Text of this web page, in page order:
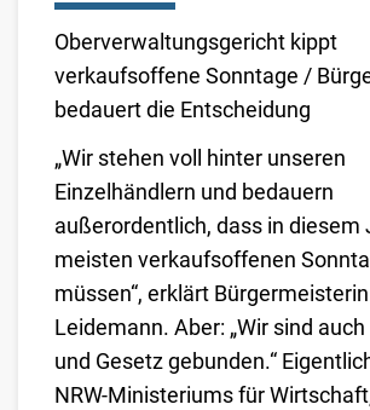
Oberverwaltungsgericht kippt
verkaufsoffene Sonntage /
bedauert die Entscheidung
„Wir stehen voll hinter unseren
Einzelhändlern und bedauern
außerordentlich, dass in diesem
meisten verkaufsoffenen
müssen“, erklärt
Leidemann. Aber: „Wir sind
und Gesetz gebunden.“
NRW-Ministeriums für